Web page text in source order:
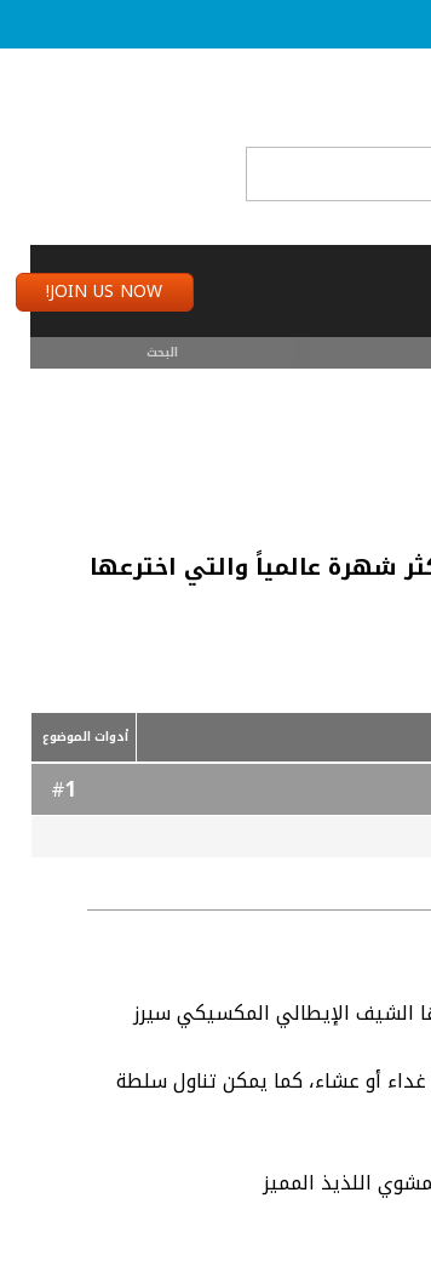
JOIN US NOW!
البحث
شهرة عالمياً والتي اخترعها
أدوات الموضوع
1
الشيف الإيطالي المكسيكي سيرز
أو عشاء، كما يمكن تناول سلطة
اللذيذ المميز